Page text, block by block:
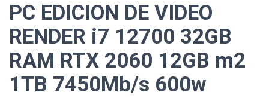
PC EDICION DE VIDEO
RENDER i7 12700 32GB
RAM RTX 2060 12GB m2
1TB 7450Mb/s 600w